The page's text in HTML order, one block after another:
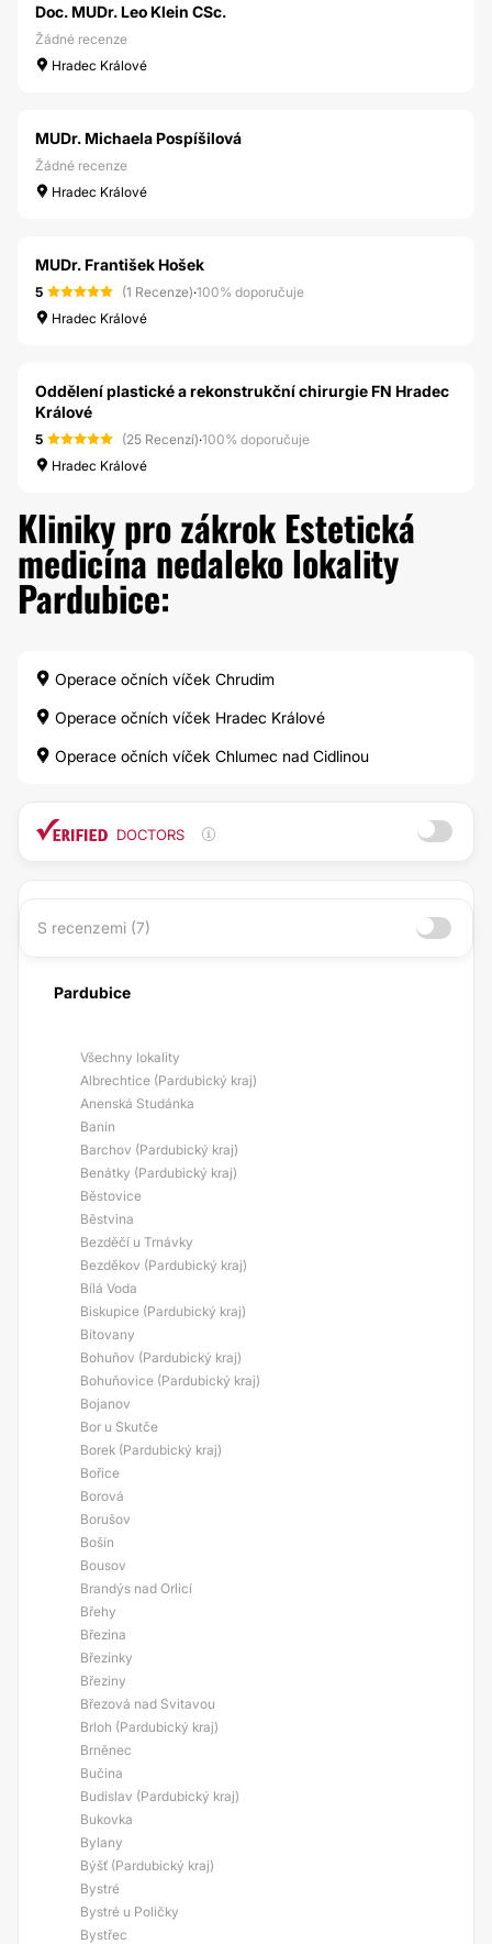
Doc. MUDr. Leo Klein CSc.
Žádné recenze
Hradec Králové
MUDr. Michaela Pospíšilová
Žádné recenze
Hradec Králové
MUDr. František Hošek
5 (1 Recenze)·100% doporučuje
Hradec Králové
Oddělení plastické a rekonstrukční chirurgie FN Hradec
Králové
5 (25 Recenzí)·100% doporučuje
Hradec Králové
Kliniky pro zákrok Estetická
medicína nedaleko lokality
Pardubice:
Operace očních víček Chrudim
Operace očních víček Hradec Králové
Operace očních víček Chlumec nad Cidlinou
DOCTORS
S recenzemi (7)
Pardubice
Všechny lokality
Albrechtice (Pardubický kraj)
Anenská Studánka
Banín
Barchov (Pardubický kraj)
Benátky (Pardubický kraj)
Běstovice
Běstvina
Bezděčí u Trnávky
Bezděkov (Pardubický kraj)
Bílá Voda
Biskupice (Pardubický kraj)
Bítovany
Bohuňov (Pardubický kraj)
Bohuňovice (Pardubický kraj)
Bojanov
Bor u Skutče
Borek (Pardubický kraj)
Bořice
Borová
Borušov
Bošín
Bousov
Brandýs nad Orlicí
Břehy
Březina
Březinky
Březiny
Březová nad Svitavou
Brloh (Pardubický kraj)
Brněnec
Bučina
Budislav (Pardubický kraj)
Bukovka
Bylany
Býšť (Pardubický kraj)
Bystré
Bystré u Poličky
Bystřec